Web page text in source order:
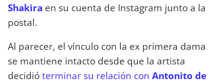
Shakira en su cuenta de Instagram junto a la
postal.
Al parecer, el vínculo con la ex primera dama
se mantiene intacto desde que la artista
decidióterminar su relación con Antonito de